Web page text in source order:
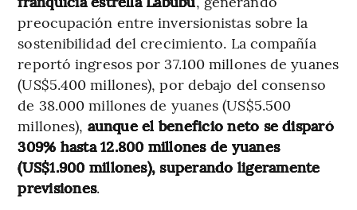
preocupación entre inversionistas sobre la
sostenibilidad del crecimiento. La compañía
reportó ingresos por 37.100 millones de yuanes
(US$5.400 millones), por debajo del consenso
de 38.000 millones de yuanes (US$5.500
millones), aunque el beneficio neto se disparó
309% hasta 12.800 millones de yuanes
(US$1.900 millones), superando ligeramente
previsiones.